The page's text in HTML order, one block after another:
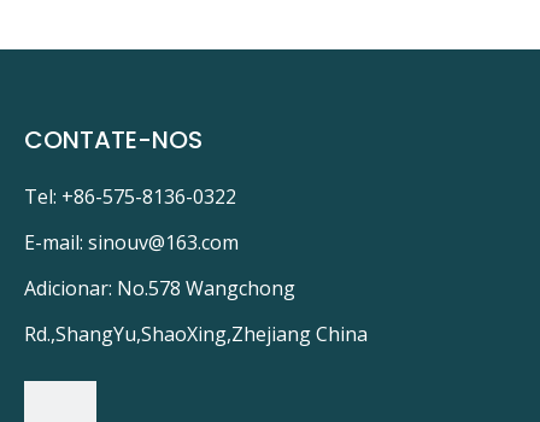
CONTATE-NOS
Tel: +86-575-8136-0322
E-mail: sinouv@163.com
Adicionar: No.578 Wangchong
Rd.,ShangYu,ShaoXing,Zhejiang China